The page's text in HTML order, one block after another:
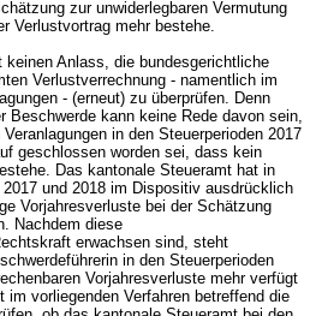
zur unwiderlegbaren Vermutung
Verlustvortrag mehr bestehe.
keinen Anlass, die bundesgerichtliche
Verlustverrechnung - namentlich im
- (erneut) zu überprüfen. Denn
Beschwerde kann keine Rede davon sein,
in den Steuerperioden 2017
geschlossen worden sei, dass kein
Das kantonale Steueramt hat in
und 2018 im Dispositiv ausdrücklich
Vorjahresverluste bei der Schätzung
Nachdem diese
erwachsen sind, steht
in den Steuerperioden
Vorjahresverluste mehr verfügt
im vorliegenden Verfahren betreffend die